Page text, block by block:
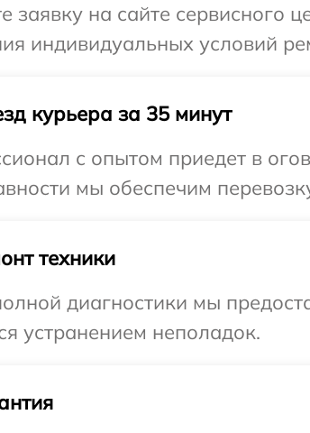
заявку на сайте сервисного
индивидуальных условий
курьера за 35 минут
с опытом приедет в
мы обеспечим
техники
диагностики мы
устранением неполадок.